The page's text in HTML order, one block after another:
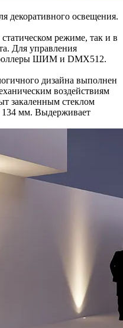
декоративного освещения.
режиме, так и в
Для управления
ШИМ и DMX512.
дизайна выполнен
воздействиям
закаленным стеклом
мм. Выдерживает